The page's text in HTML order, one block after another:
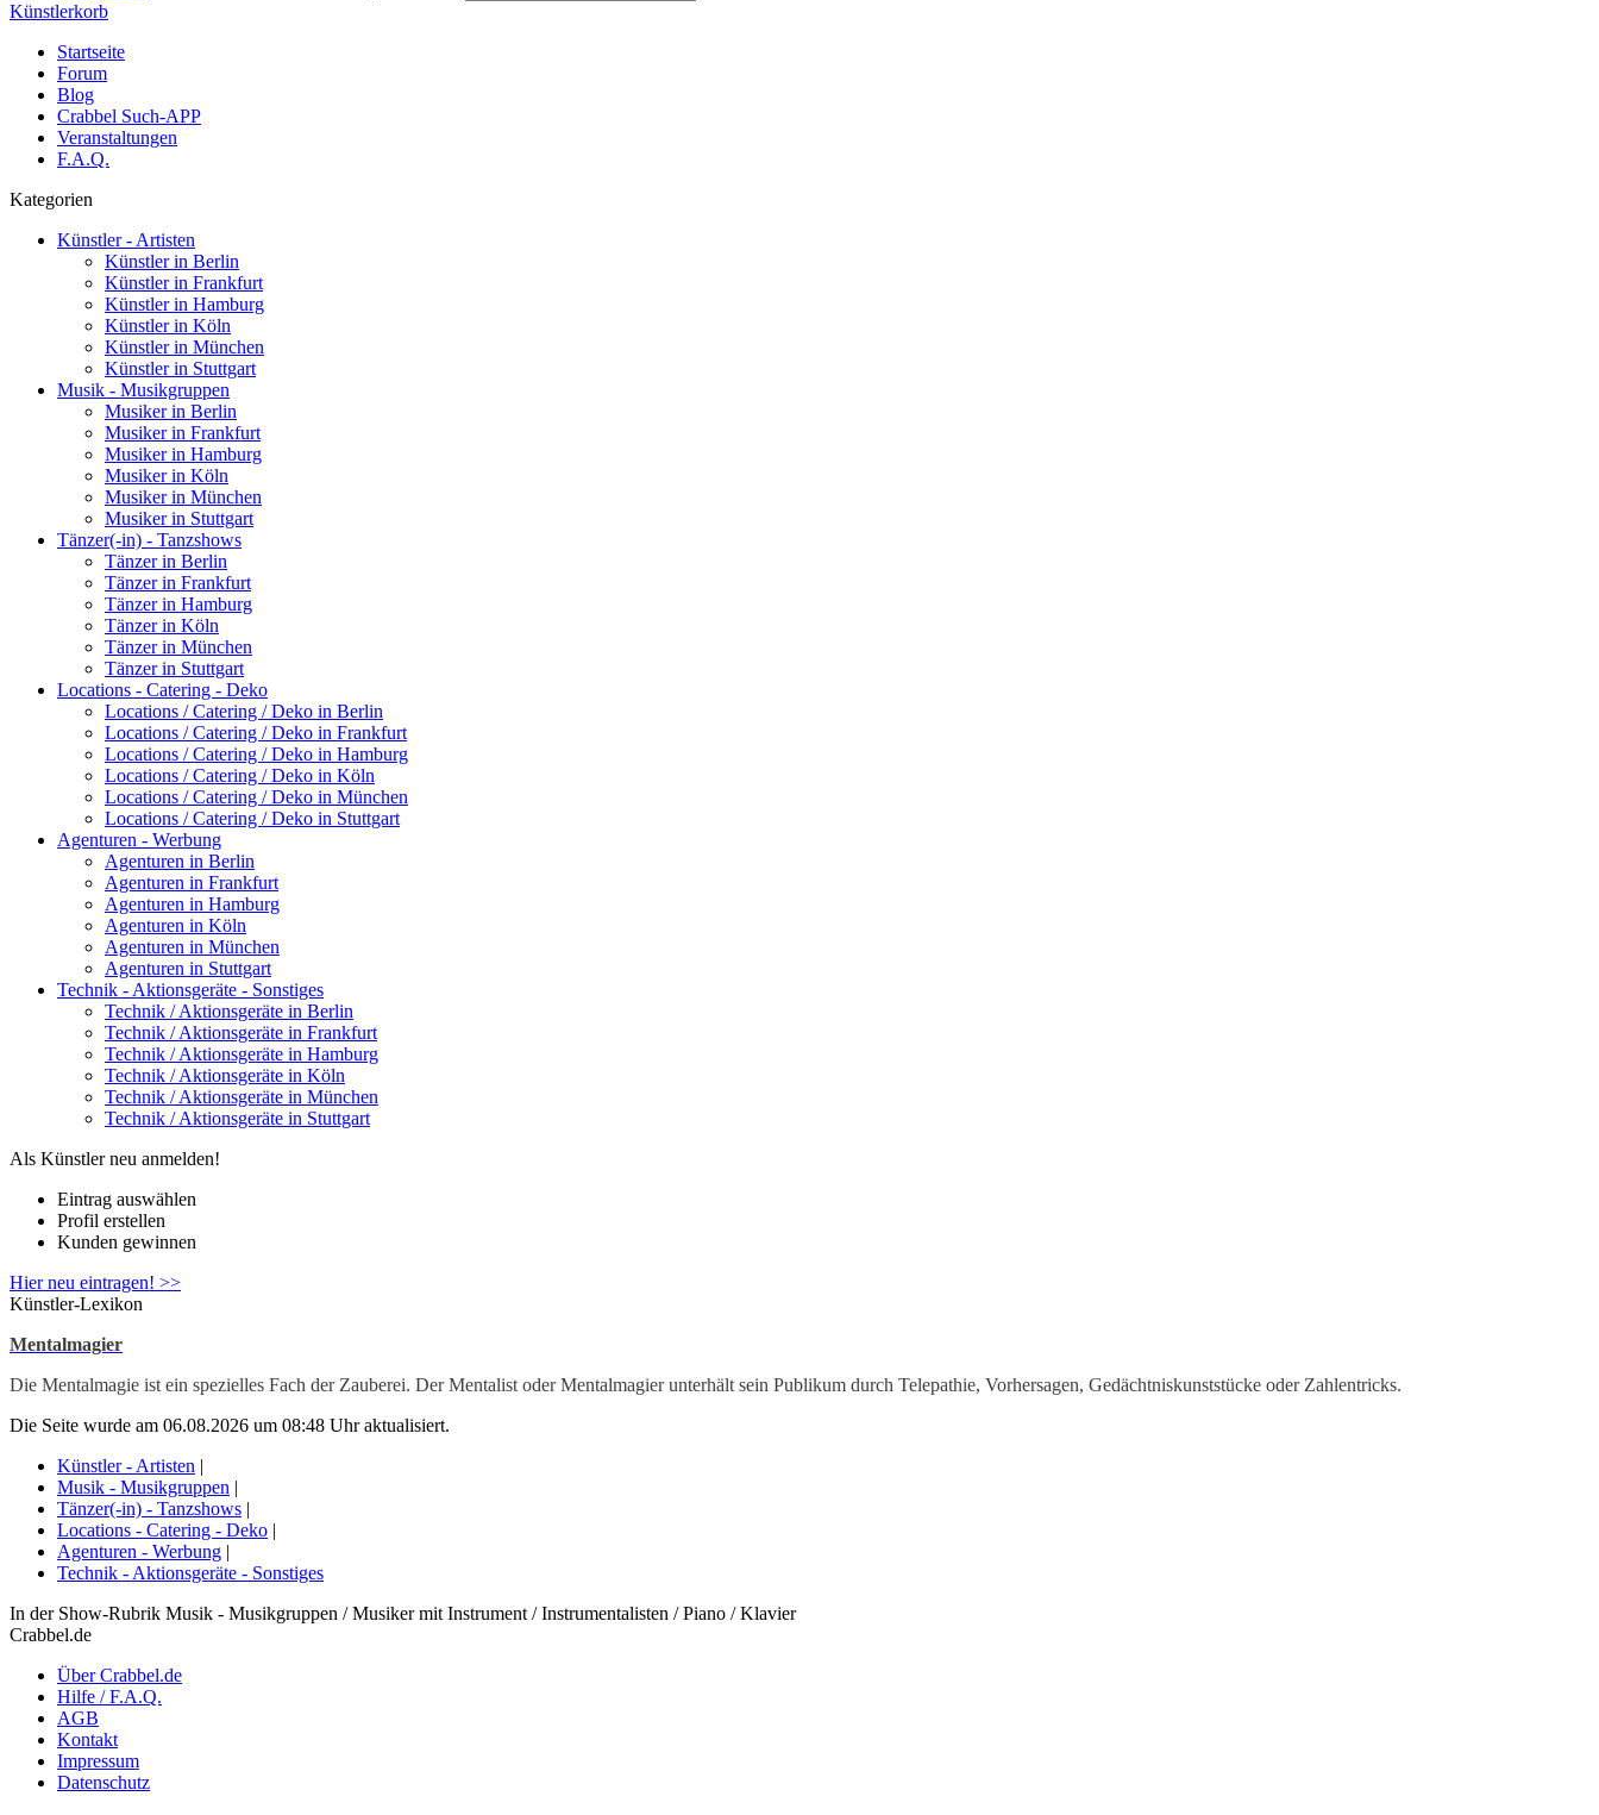
Künstlerkorb
Startseite
Forum
Blog
Crabbel Such-APP
Veranstaltungen
F.A.Q.
Kategorien
Künstler - Artisten
Künstler in Berlin
Künstler in Frankfurt
Künstler in Hamburg
Künstler in Köln
Künstler in München
Künstler in Stuttgart
Musik - Musikgruppen
Musiker in Berlin
Musiker in Frankfurt
Musiker in Hamburg
Musiker in Köln
Musiker in München
Musiker in Stuttgart
Tänzer(-in) - Tanzshows
Tänzer in Berlin
Tänzer in Frankfurt
Tänzer in Hamburg
Tänzer in Köln
Tänzer in München
Tänzer in Stuttgart
Locations - Catering - Deko
Locations / Catering / Deko in Berlin
Locations / Catering / Deko in Frankfurt
Locations / Catering / Deko in Hamburg
Locations / Catering / Deko in Köln
Locations / Catering / Deko in München
Locations / Catering / Deko in Stuttgart
Agenturen - Werbung
Agenturen in Berlin
Agenturen in Frankfurt
Agenturen in Hamburg
Agenturen in Köln
Agenturen in München
Agenturen in Stuttgart
Technik - Aktionsgeräte - Sonstiges
Technik / Aktionsgeräte in Berlin
Technik / Aktionsgeräte in Frankfurt
Technik / Aktionsgeräte in Hamburg
Technik / Aktionsgeräte in Köln
Technik / Aktionsgeräte in München
Technik / Aktionsgeräte in Stuttgart
Als Künstler neu anmelden!
Eintrag auswählen
Profil erstellen
Kunden gewinnen
Hier neu eintragen! >>
Künstler-Lexikon
Mentalmagier
Die Mentalmagie ist ein spezielles Fach der Zauberei. Der Mentalist oder Mentalmagier unterhält sein Publikum durch Telepathie, Vorhersagen, Gedächtniskunststücke oder Zahlentricks.
Die Seite wurde am 06.08.2026 um 08:48 Uhr aktualisiert.
Künstler - Artisten |
Musik - Musikgruppen |
Tänzer(-in) - Tanzshows |
Locations - Catering - Deko |
Agenturen - Werbung |
Technik - Aktionsgeräte - Sonstiges
In der Show-Rubrik Musik - Musikgruppen / Musiker mit Instrument / Instrumentalisten / Piano / Klavier
Crabbel.de
Über Crabbel.de
Hilfe / F.A.Q.
AGB
Kontakt
Impressum
Datenschutz